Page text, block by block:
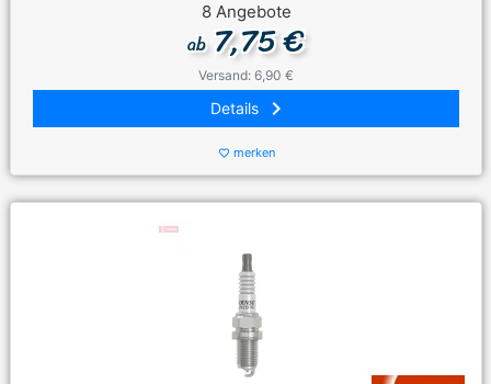
8 Angebote
ab7,75 €
Versand: 6,90 €
Details keyboard_arrow_right
favorite_border merken